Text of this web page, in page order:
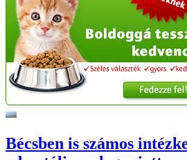
Bécsben is számos